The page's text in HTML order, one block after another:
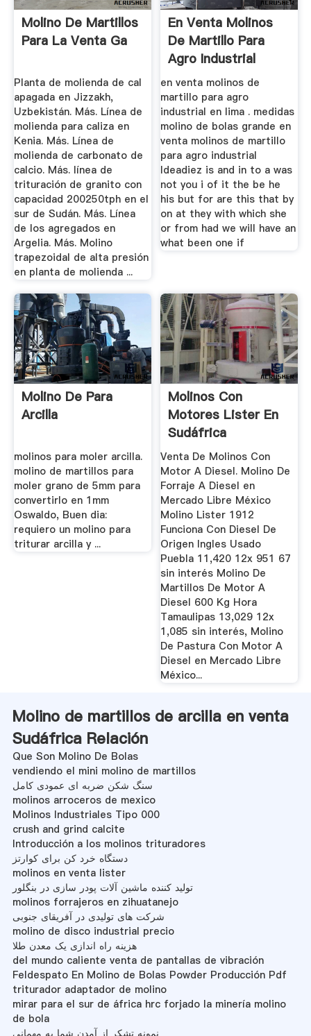
Molino De Martillos
Para La Venta Ga
Planta de molienda de cal
apagada en Jizzakh,
Uzbekistán. Más. Línea de
molienda para caliza en
Kenia. Más. Línea de
molienda de carbonato de
calcio. Más. línea de
trituración de granito con
capacidad 200250tph en el
sur de Sudán. Más. Línea
de los agregados en
Argelia. Más. Molino
trapezoidal de alta presión
en planta de molienda ...
En Venta Molinos
De Martillo Para
Agro Industrial
en venta molinos de
martillo para agro
industrial en lima . medidas
molino de bolas grande en
venta molinos de martillo
para agro industrial
Ideadiez is and in to a was
not you i of it the be he
his but for are this that by
on at they with which she
or from had we will have an
what been one if
Molino De Para
Arcilla
molinos para moler arcilla.
molino de martillos para
moler grano de 5mm para
convertirlo en 1mm
Oswaldo, Buen dia:
requiero un molino para
triturar arcilla y ...
Molinos Con
Motores Lister En
Sudáfrica
Venta De Molinos Con
Motor A Diesel. Molino De
Forraje A Diesel en
Mercado Libre México
Molino Lister 1912
Funciona Con Diesel De
Origen Ingles Usado
Puebla 11,420 12x 951 67
sin interés Molino De
Martillos De Motor A
Diesel 600 Kg Hora
Tamaulipas 13,029 12x
1,085 sin interés, Molino
De Pastura Con Motor A
Diesel en Mercado Libre
México...
Molino de martillos de arcilla en venta
Sudáfrica Relación
Que Son Molino De Bolas
vendiendo el mini molino de martillos
سنگ شکن ضربه ای عمودی کامل
molinos arroceros de mexico
Molinos Industriales Tipo 000
crush and grind calcite
Introducción a los molinos trituradores
دستگاه خرد کن برای کوارتز
molinos en venta lister
تولید کننده ماشین آلات پودر سازی در بنگلور
molinos forrajeros en zihuatanejo
شرکت های تولیدی در آفریقای جنوبی
molino de disco industrial precio
هزینه راه اندازی یک معدن طلا
del mundo caliente venta de pantallas de vibración
Feldespato En Molino de Bolas Powder Producción Pdf
triturador adaptador de molino
mirar para el sur de áfrica hrc forjado la minería molino
de bola